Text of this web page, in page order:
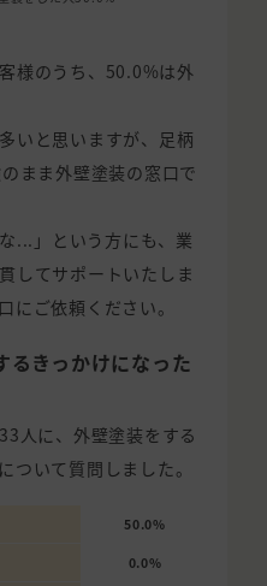
様のうち、50.0%は外
いと思いますが、足柄
まま外壁塗装の窓口で
...」という方にも、業
してサポートいたしま
にご依頼ください。
るきっかけになった
人に、外壁塗装をする
ついて質問しました。
50.0%
0.0%